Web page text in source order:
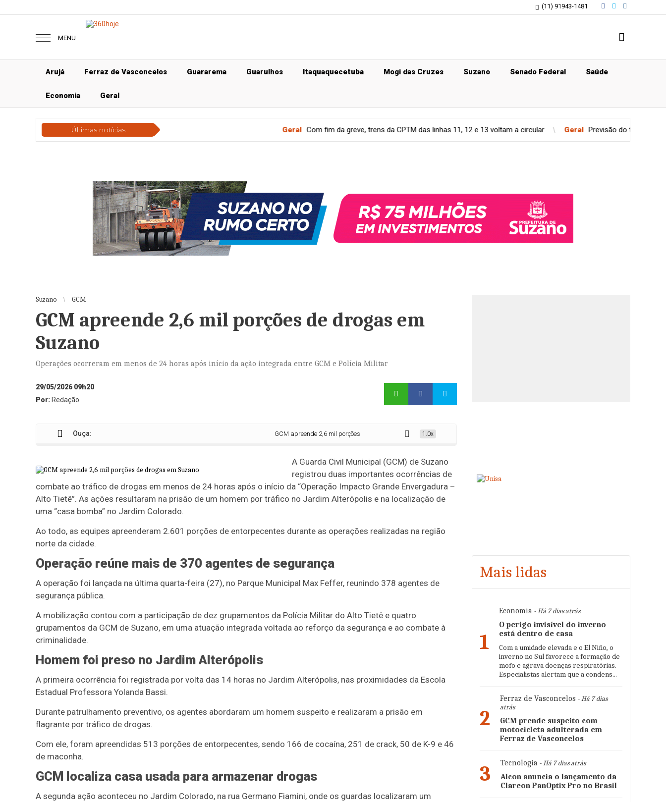
(11) 91943-1481
MENU
Arujá Ferraz de Vasconcelos Guararema Guarulhos Itaquaquecetuba Mogi das Cruzes Suzano Senado Federal Saúde
Economia Geral
Últimas notícias Com fim da greve, trens da CPTM das linhas 11, 12 e 13 voltam a circular Geral Previsão do tempo para quinta-feira
Suzano GCM
GCM apreende 2,6 mil porções de drogas em
Suzano
Operações ocorreram em menos de 24 horas após início da ação integrada entre GCM e Polícia Militar
29/05/2026 09h20
Por: Redação
Ouça: GCM apreende 2,6 mil porções de drogas em Suzano 1.0x
A Guarda Civil Municipal (GCM) de Suzano
registrou duas importantes ocorrências de
combate ao tráfico de drogas em menos de 24 horas após o início da “Operação Impacto Grande Envergadura –
Alto Tietê”. As ações resultaram na prisão de um homem por tráfico no Jardim Alterópolis e na localização de
uma “casa bomba” no Jardim Colorado.
Ao todo, as equipes apreenderam 2.601 porções de entorpecentes durante as operações realizadas na região
norte da cidade.
Operação reúne mais de 370 agentes de segurança
A operação foi lançada na última quarta-feira (27), no Parque Municipal Max Feffer, reunindo 378 agentes de
segurança pública.
A mobilização contou com a participação de dez grupamentos da Polícia Militar do Alto Tietê e quatro
grupamentos da GCM de Suzano, em uma atuação integrada voltada ao reforço da segurança e ao combate à
criminalidade.
Homem foi preso no Jardim Alterópolis
A primeira ocorrência foi registrada por volta das 14 horas no Jardim Alterópolis, nas proximidades da Escola
Estadual Professora Yolanda Bassi.
Durante patrulhamento preventivo, os agentes abordaram um homem suspeito e realizaram a prisão em
flagrante por tráfico de drogas.
Com ele, foram apreendidas 513 porções de entorpecentes, sendo 166 de cocaína, 251 de crack, 50 de K-9 e 46
de maconha.
GCM localiza casa usada para armazenar drogas
A segunda ação aconteceu no Jardim Colorado, na rua Germano Fiamini, onde os guardas localizaram um
Mais lidas
1
Economia - Há 7 dias atrás
O perigo invisível do inverno
está dentro de casa
Com a umidade elevada e o El Niño, o
inverno no Sul favorece a formação de
mofo e agrava doenças respiratórias.
Especialistas alertam que a condens...
2
Ferraz de Vasconcelos - Há 7 dias
atrás
GCM prende suspeito com
motocicleta adulterada em
Ferraz de Vasconcelos
3 Tecnologia - Há 7 dias atrás
Alcon anuncia o lançamento da
Clareon PanOptix Pro no Brasil